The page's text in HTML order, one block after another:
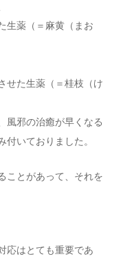
生薬（＝麻黄（まお
せた生薬（＝桂枝（け
風邪の治癒が早くなる
付いておりました。
ことがあって、それを
応はとても重要であ